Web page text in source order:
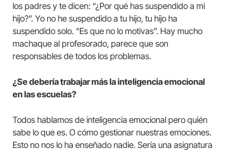
los padres y te dicen: “¿Por qué has suspendido a mi
hijo?”. Yo no he suspendido a tu hijo, tu hijo ha
suspendido solo. “Es que no lo motivas”. Hay mucho
machaque al profesorado, parece que son
responsables de todos los problemas.
¿Se debería trabajar más la inteligencia emocional
en las escuelas?
Todos hablamos de inteligencia emocional pero quién
sabe lo que es. O cómo gestionar nuestras emociones.
Esto no nos lo ha enseñado nadie. Sería una asignatura